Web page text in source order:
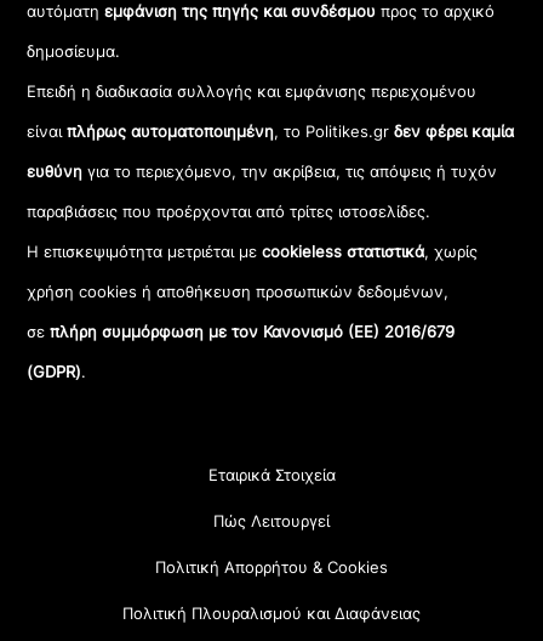
αυτόματηεμφάνιση της πηγής και συνδέσμου προς το αρχικό
δημοσίευμα.
Επειδή η διαδικασία συλλογής και εμφάνισης περιεχομένου
είναιπλήρως αυτοματοποιημένη, το Politikes.grδεν φέρει καμία
ευθύνη για το περιεχόμενο, την ακρίβεια, τις απόψεις ή τυχόν
παραβιάσεις που προέρχονται από τρίτες ιστοσελίδες.
Η επισκεψιμότητα μετριέται μεcookieless στατιστικά, χωρίς
χρήση cookies ή αποθήκευση προσωπικών δεδομένων,
σεπλήρη συμμόρφωση με τον Κανονισμό (ΕΕ) 2016/679
(GDPR).
Εταιρικά Στοιχεία
Πώς Λειτουργεί
Πολιτική Απορρήτου & Cookies
Πολιτική Πλουραλισμού και Διαφάνειας